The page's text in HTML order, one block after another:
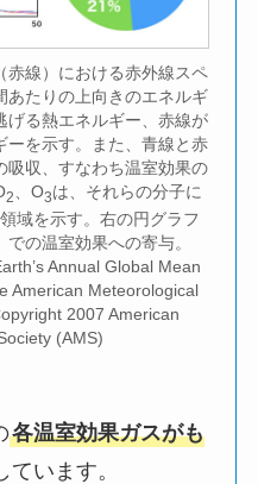
赤線）における赤外線スペ
あたりの上向きのエネルギ
げる熱エネルギー、赤線が
ーを示す。また、青線と赤
吸収、すなわち温室効果の
2、O3は、それらの分子に
域を示す。右の円グラフ
の温室効果への寄与。
Annual Global Mean
American Meteorological
2007 American
(AMS)
各温室効果ガスがも
ています。